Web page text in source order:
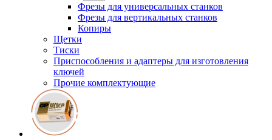
Фрезы для универсальных станков
Фрезы для вертикальных станков
Копиры
Щетки
Тиски
Приспособления и адаптеры для изготовления
ключей
Прочие комплектующие